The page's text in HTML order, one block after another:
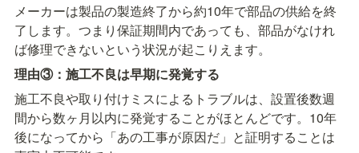
メーカーは製品の製造終了から約10年で部品の供給を終
了します。つまり保証期間内であっても、部品がなけれ
ば修理できないという状況が起こりえます。
理由③：施工不良は早期に発覚する
施工不良や取り付けミスによるトラブルは、設置後数週
間から数ヶ月以内に発覚することがほとんどです。10年
後になってから「あの工事が原因だ」と証明することは